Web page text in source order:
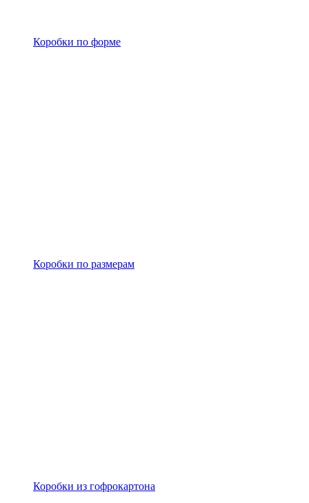
Коробки по форме
Коробки по размерам
Коробки из гофрокартона